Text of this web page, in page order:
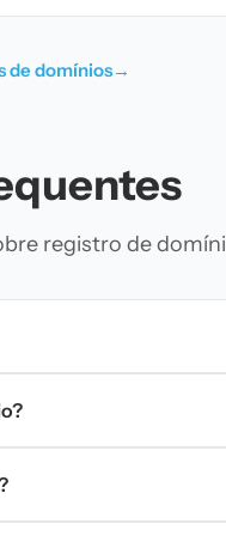
de domínios→
registro de